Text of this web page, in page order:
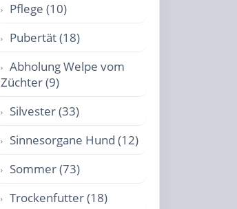
Pflege (10)
Pubertät (18)
Abholung Welpe vom
Züchter (9)
Silvester (33)
Sinnesorgane Hund (12)
Sommer (73)
Trockenfutter (18)